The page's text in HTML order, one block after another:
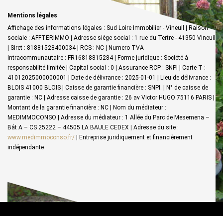
Mentions légales
Affichage des informations légales : Sud Loire Immobilier - Vineuil | Raison
sociale : AFFTERIMMO | Adresse siège social : 1 rue du Tertre - 41350 Vineuil
| Siret : 81881528400034 | RCS : NC | Numero TVA
Intracommunautaire : FR16818815284 | Forme juridique : Société à
responsabilité limitée | Capital social : 0 | Assurance RCP : SNPI | Carte T :
41012025000000001 | Date de délivrance : 2025-01-01 | Lieu de délivrance :
BLOIS 41000 BLOIS | Caisse de garantie financière : SNPI. | N° de caisse de
garantie : NC | Adresse caisse de garantie : 26 av Victor HUGO 75116 PARIS |
Montant de la garantie financière : NC | Nom du médiateur :
MEDIMMOCONSO | Adresse du médiateur : 1 Allée du Parc de Mesemena –
Bât A – CS 25222 – 44505 LA BAULE CEDEX | Adresse du site :
www.medimmoconso.fr/ | Entreprise juridiquement et financièrement
indépendante